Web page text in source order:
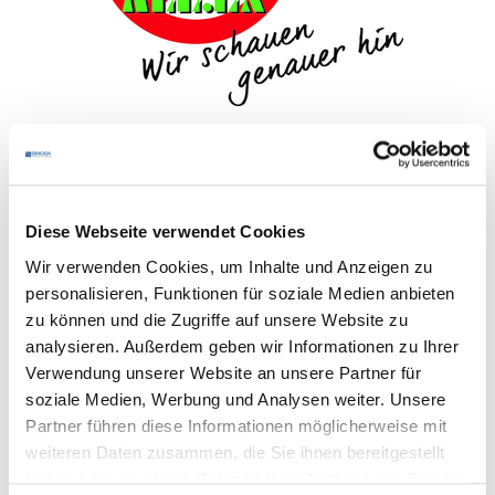
Diese Webseite verwendet Cookies
Wir verwenden Cookies, um Inhalte und Anzeigen zu
personalisieren, Funktionen für soziale Medien anbieten
zu können und die Zugriffe auf unsere Website zu
analysieren. Außerdem geben wir Informationen zu Ihrer
Verwendung unserer Website an unsere Partner für
soziale Medien, Werbung und Analysen weiter. Unsere
Partner führen diese Informationen möglicherweise mit
weiteren Daten zusammen, die Sie ihnen bereitgestellt
ALL.EX Schädlingsbekämpfung
ALL.EX Schädlingsbekämpfung ist Spezialist für
lebensmittelverarbeitenden Betrieben.
Zur Imagebroschüre
Zur Homepage